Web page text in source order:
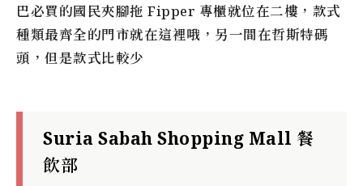
巴必買的國民夾腳拖 Fipper 專櫃就位在二樓，款式
種類最齊全的門市就在這裡哦，另一間在哲斯特碼
頭，但是款式比較少
Suria Sabah Shopping Mall 餐
飲部